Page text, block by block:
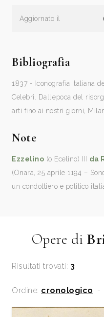
Aggiornato il
Bibliografia
1837 - Iconografia italiana
Celebri. Dall’epoca del
arti fino ai nostri giorni,
Note
Ezzelino (o Ecelino) III da
(Onara, 25 aprile 1194 –
un condottiero e politico
Opere di
Risultati trovati: 3
Ordine: cronologico -